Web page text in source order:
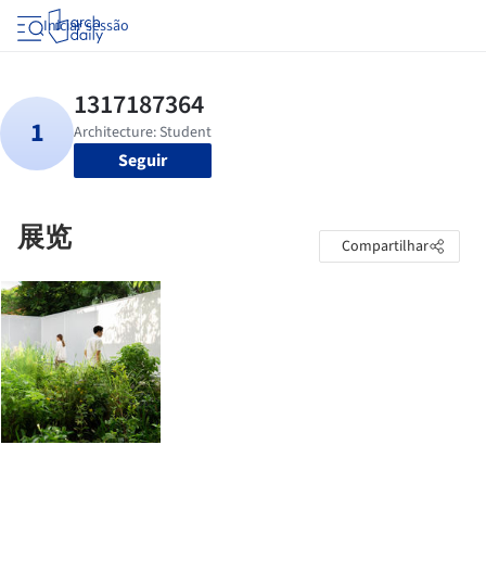
Iniciar sessão
Seguir
展览 Compartilhar